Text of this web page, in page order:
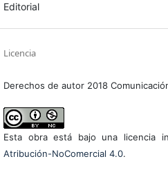
Editorial
Licencia
Derechos de autor 2018
Esta obra está bajo una licencia
Atribución-NoComercial 4.0.